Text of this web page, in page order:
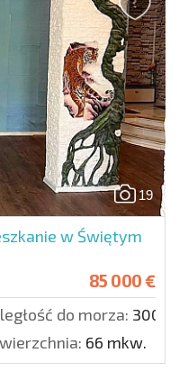
19
w Świętym
85 000 €
do morza: 300
66 mkw.